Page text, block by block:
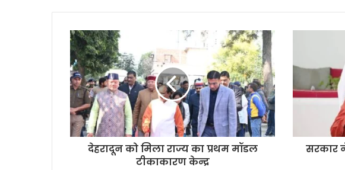
u
E
m
a
i
l
d
d
r
देहरादून को मिला राज्य का प्रथम मॉडल
टीकाकारण केन्द्र
सरकार